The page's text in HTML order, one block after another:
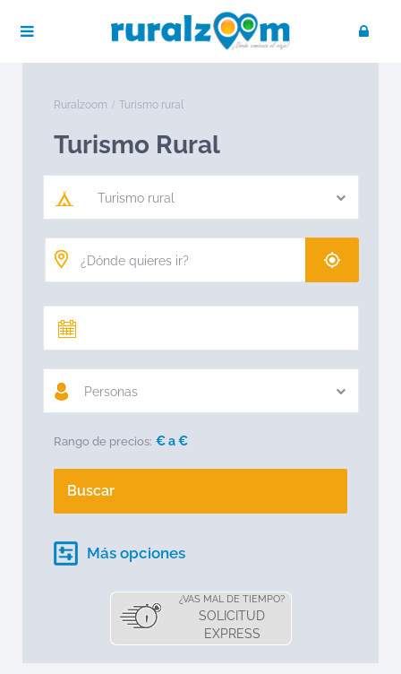
Ruralzoom Turismo rural
Turismo Rural
Turismo rural
Personas
Rango de precios: € a€
Buscar
Más opciones
¿VAS MAL DE TIEMPO?
SOLICITUD
EXPRESS